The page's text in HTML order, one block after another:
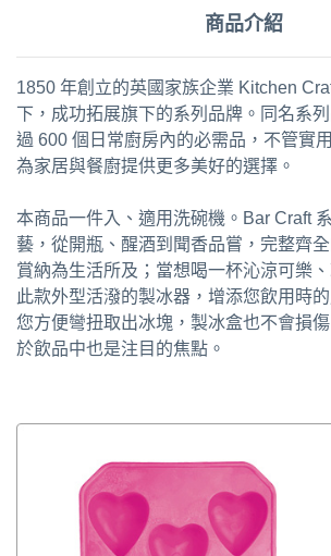
商品介紹
1850 年創立的英國家族企業 Kitchen
下，成功拓展旗下的系列品牌。同名系
過 600 個日常廚房內的必需品，不管實
為家居與餐廚提供更多美好的選擇。
本商品一件入、適用洗碗機。Bar Craft
藝，從開瓶、醒酒到聞香品嘗，完整齊
賞納為生活所及；當想喝一杯沁涼可樂
此款外型活潑的製冰器，增添您飲用時
您方便彎扭取出冰塊，製冰盒也不會損
於飲品中也是注目的焦點。